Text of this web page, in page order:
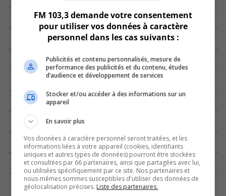
FM 103,3 demande votre consentement
pour utiliser vos données à caractère
personnel dans les cas suivants :
Publicités et contenu personnalisés, mesure de
performance des publicités et du contenu, études
d’audience et développement de services
Stocker et/ou accéder à des informations sur un
appareil
En savoir plus
Vos données à caractère personnel seront traitées, et les
informations liées à votre appareil (cookies, identifiants
uniques et autres types de données) pourront être stockées
et consultées par 66 partenaires, ainsi que partagées avec lui,
ou utilisées spécifiquement par ce site. Nos partenaires et
nous-mêmes sommes susceptibles d'utiliser des données de
géolocalisation précises. Liste des partenaires.